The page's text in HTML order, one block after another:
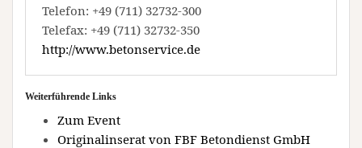
Telefon: +49 (711) 32732-300
Telefax: +49 (711) 32732-350
http://www.betonservice.de
Weiterführende Links
Zum Event
Originalinserat von FBF Betondienst GmbH